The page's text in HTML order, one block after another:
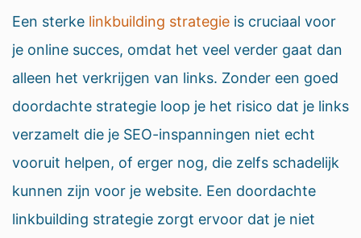
Een sterke linkbuilding strategie is cruciaal voor
je online succes, omdat het veel verder gaat dan
alleen het verkrijgen van links. Zonder een goed
doordachte strategie loop je het risico dat je links
verzamelt die je SEO-inspanningen niet echt
vooruit helpen, of erger nog, die zelfs schadelijk
kunnen zijn voor je website. Een doordachte
linkbuilding strategie zorgt ervoor dat je niet